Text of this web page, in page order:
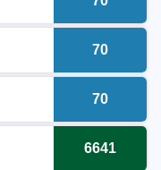
druku Liczba
druku Liczba
70
druku Liczba
70
druku Liczba
6641